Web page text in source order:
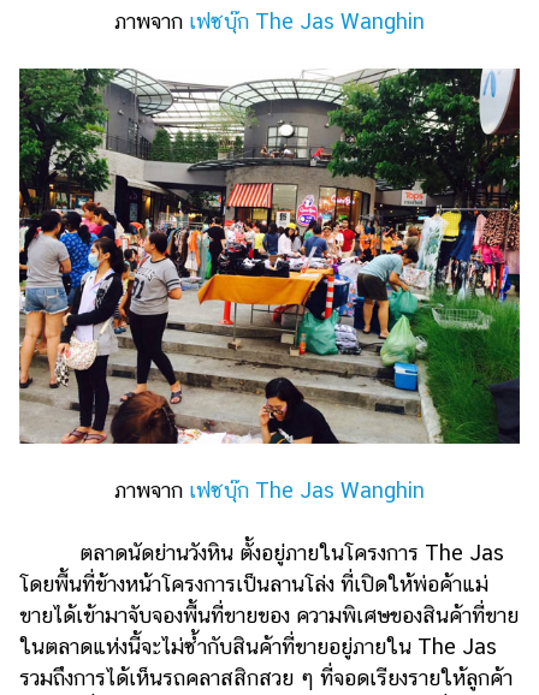
ภาพจาก เฟซบุ๊ก The Jas Wanghin
ภาพจาก เฟซบุ๊ก The Jas Wanghin
ตลาดนัดย่านวังหิน ตั้งอยู่ภายในโครงการ The Jas
โดยพื้นที่ข้างหน้าโครงการเป็นลานโล่ง ที่เปิดให้พ่อค้าแม่
ขายได้เข้ามาจับจองพื้นที่ขายของ ความพิเศษของสินค้าที่ขาย
ในตลาดแห่งนี้จะไม่ซ้ำกับสินค้าที่ขายอยู่ภายใน The Jas
รวมถึงการได้เห็นรถคลาสสิกสวย ๆ ที่จอดเรียงรายให้ลูกค้า